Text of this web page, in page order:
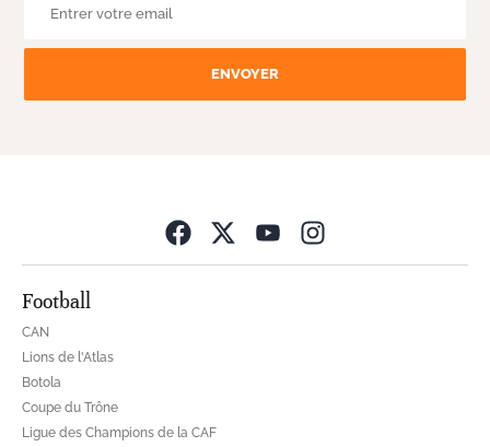
ENVOYER
Football
CAN
Lions de l'Atlas
Botola
Coupe du Trône
Ligue des Champions de la CAF